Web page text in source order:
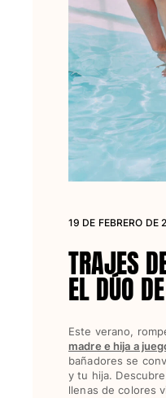
Bolsas
Ver todo Bolsas
Zapatos
Chanclas
Mocasín
Calzado de Playa
Outdoor
Ver todo Outdoor
Calcetines
Juegos de playa
Ver todo Juegos de
19 DE FEBRERO
TRAJES
EL DÚO
Este verano,
madre e hija a
bañadores se
y tu hija.
llenas de colores